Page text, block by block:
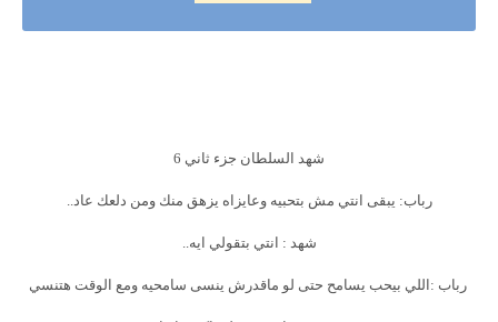
شهد السلطان جزء ثاني 6
رباب: يبقى انتي مش بتحبيه وعايزاه يزهق منك ومن دلعك عاد..
شهد : انتي بتقولي ايه..
رباب :اللي بيحب يسامح حتى لو ماقدرش ينسى سامحيه ومع الوقت هتنسي